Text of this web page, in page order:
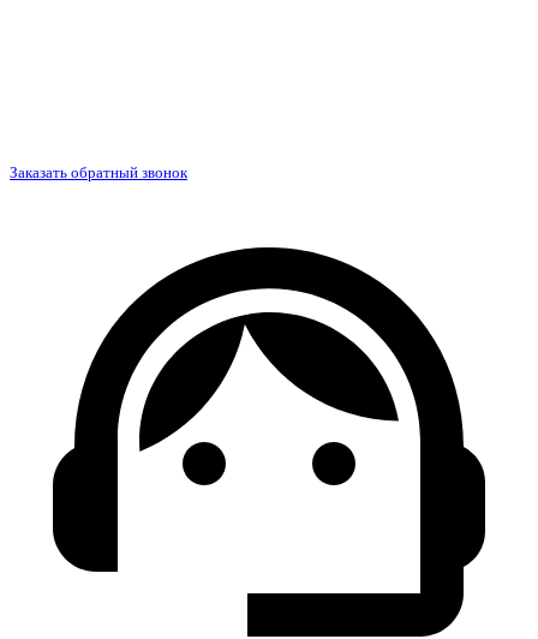
Заказать обратный звонок